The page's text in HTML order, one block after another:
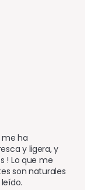
me ha
y ligera, y
! Lo que me
son naturales